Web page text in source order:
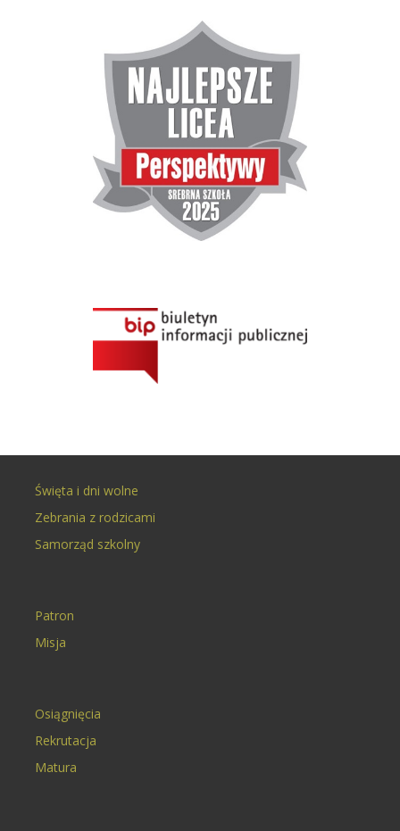
Święta i dni wolne
Zebrania z rodzicami
Samorząd szkolny
Patron
Misja
Osiągnięcia
Rekrutacja
Matura